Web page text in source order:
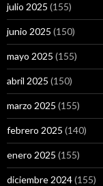
julio 2025 (155)
junio 2025 (150)
mayo 2025 (155)
abril 2025 (150)
marzo 2025 (155)
febrero 2025 (140)
enero 2025 (155)
diciembre 2024(155)